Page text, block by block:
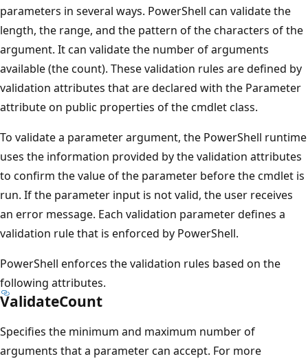
parameters in several ways. PowerShell can validate the
length, the range, and the pattern of the characters of the
argument. It can validate the number of arguments
available (the count). These validation rules are defined by
validation attributes that are declared with the Parameter
attribute on public properties of the cmdlet class.
To validate a parameter argument, the PowerShell runtime
uses the information provided by the validation attributes
to confirm the value of the parameter before the cmdlet is
run. If the parameter input is not valid, the user receives
an error message. Each validation parameter defines a
validation rule that is enforced by PowerShell.
PowerShell enforces the validation rules based on the
following attributes.
ValidateCount
Specifies the minimum and maximum number of
arguments that a parameter can accept. For more